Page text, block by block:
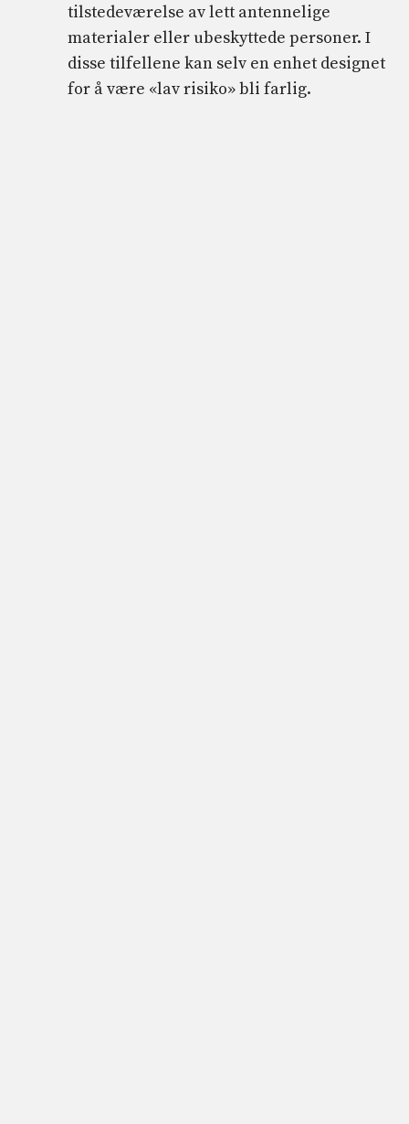
tilstedeværelse av lett antennelige
materialer eller ubeskyttede personer. I
disse tilfellene kan selv en enhet designet
for å være «lav risiko» bli farlig.